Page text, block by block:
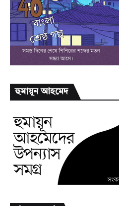
হুমায়ূন আহমেদ